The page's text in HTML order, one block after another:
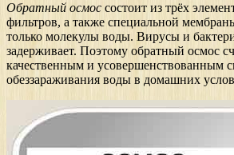
Обратный осмос состоит из трёх
фильтров, а также специальной
только молекулы воды. Вирусы и
задерживает. Поэтому обратный осмос
качественным и усовершенствованным
обеззараживания воды в домашних